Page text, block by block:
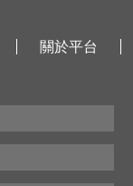
關於平台